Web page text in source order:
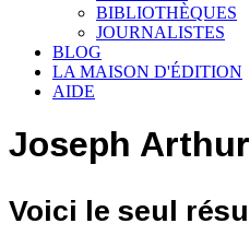
BIBLIOTHÈQUES
JOURNALISTES
BLOG
LA MAISON D'ÉDITION
AIDE
Joseph
Voici le seul